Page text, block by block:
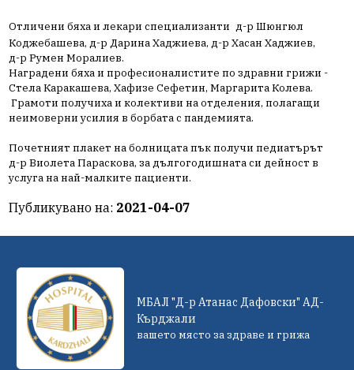
Отличени бяха и лекари специализанти д-р Шюнгюл
Коджебашева, д-р Дарина Хаджиева, д-р Хасан Хаджиев,
д-р Румен Моралиев.
Наградени бяха и професионалистите по здравни грижи -
Стела Каракашева, Хафизе Сефетин, Маргарита Колева.
Грамоти получиха и колективи на отделения, полагащи
неимоверни усилия в борбата с пандемията.
Почетният плакет на болницата пък получи педиатърът
д-р Виолета Параскова, за дългогодишната си дейност в
услуга на най-малките пациенти.
Публикувано на: 2021-04-07
МБАЛ "Д-р Атанас Дафовски" АД-
Кърджали
вашето място за здраве и грижа